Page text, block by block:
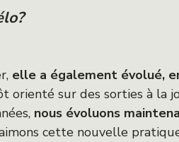
elle a également évolué,
sur des sorties à la
nous évoluons
cette nouvelle